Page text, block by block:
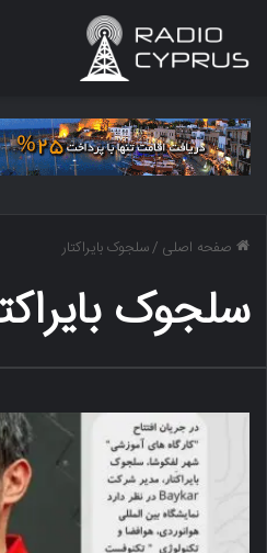
صفحه اصلی /سلجوک بایراکتار
سلجوک